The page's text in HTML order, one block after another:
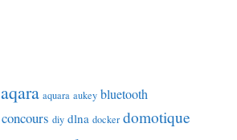
aqara aquara aukey bluetooth
concours diy dlna docker domotique